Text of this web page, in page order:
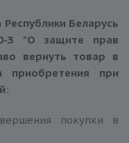
Беларусь
"О защите прав
вернуть товар в
при
покупки в